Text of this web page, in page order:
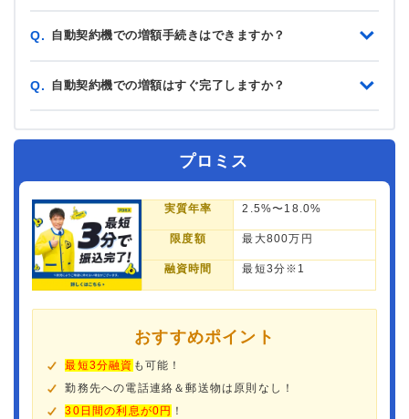
Q. 自動契約機での増額手続きはできますか？
Q. 自動契約機での増額はすぐ完了しますか？
プロミス
実質年率 2.5%〜18.0%
限度額 最大800万円
融資時間 最短3分※1
おすすめポイント
最短3分融資 も可能！
勤務先への電話連絡＆郵送物は原則なし！
30日間の利息が0円 ！